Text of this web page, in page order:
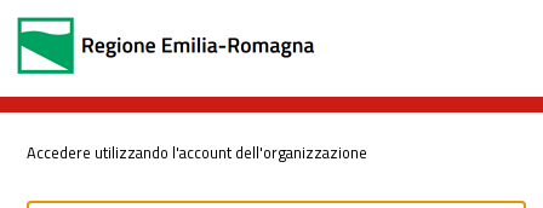
Accedere utilizzando l'account dell'organizzazione